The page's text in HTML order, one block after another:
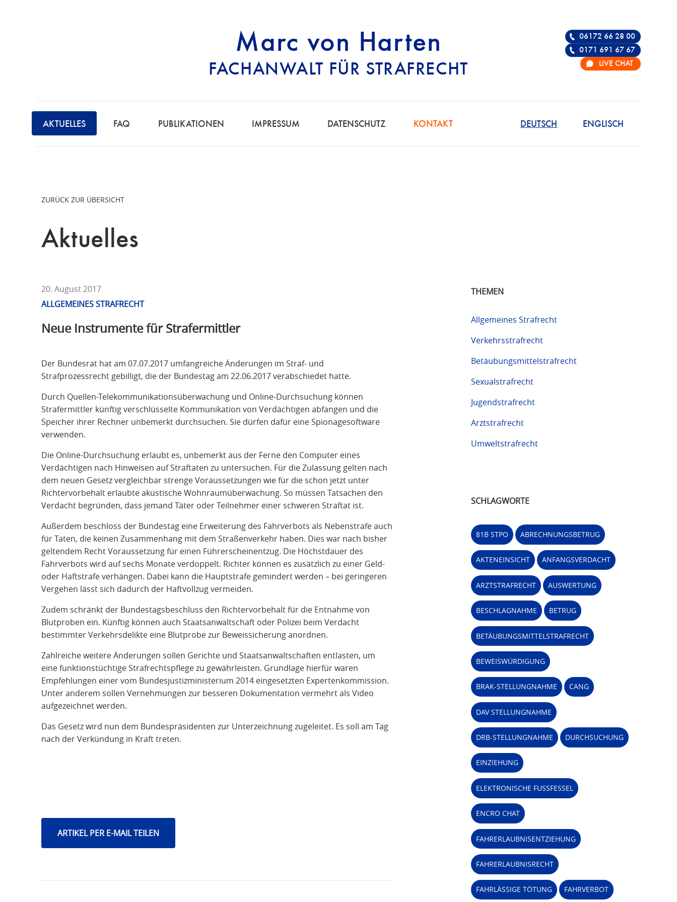
Marc von Harten
FACHANWALT FÜR STRAFRECHT
STRAFRECHT | RECHTSANWALT FÜR DIE
F
C
H
Ü
H
AKTUELLES FAQ PUBLIKATIONEN IMPRESSUM DATENSCHUTZ KONTAKT ENGLISCH
DEUTSCH
06172 66 28 00
0171 691 67 67
LIVE CHAT
ZURÜCK ZUR ÜBERSICHT
Aktuelles
20. August 2017
ALLGEMEINES STRAFRECHT
Neue Instrumente für Strafermittler
Der Bundesrat hat am 07.07.2017 umfangreiche Änderungen im Straf- und
Strafprozessrecht gebilligt, die der Bundestag am 22.06.2017 verabschiedet hatte.
Durch Quellen-Telekommunikationsüberwachung und Online-Durchsuchung können
Strafermittler künftig verschlüsselte Kommunikation von Verdächtigen abfangen und die
Speicher ihrer Rechner unbemerkt durchsuchen. Sie dürfen dafür eine Spionagesoftware
verwenden.
Die Online-Durchsuchung erlaubt es, unbemerkt aus der Ferne den Computer eines
Verdächtigen nach Hinweisen auf Straftaten zu untersuchen. Für die Zulassung gelten nach
dem neuen Gesetz vergleichbar strenge Voraussetzungen wie für die schon jetzt unter
Richtervorbehalt erlaubte akustische Wohnraumüberwachung. So müssen Tatsachen den
Verdacht begründen, dass jemand Täter oder Teilnehmer einer schweren Straftat ist.
Außerdem beschloss der Bundestag eine Erweiterung des Fahrverbots als Nebenstrafe auch
für Taten, die keinen Zusammenhang mit dem Straßenverkehr haben. Dies war nach bisher
geltendem Recht Voraussetzung für einen Führerscheinentzug. Die Höchstdauer des
Fahrverbots wird auf sechs Monate verdoppelt. Richter können es zusätzlich zu einer Geld-
oder Haftstrafe verhängen. Dabei kann die Hauptstrafe gemindert werden – bei geringeren
Vergehen lässt sich dadurch der Haftvollzug vermeiden.
Zudem schränkt der Bundestagsbeschluss den Richtervorbehalt für die Entnahme von
Blutproben ein. Künftig können auch Staatsanwaltschaft oder Polizei beim Verdacht
bestimmter Verkehrsdelikte eine Blutprobe zur Beweissicherung anordnen.
Zahlreiche weitere Änderungen sollen Gerichte und Staatsanwaltschaften entlasten, um
eine funktionstüchtige Strafrechtspflege zu gewährleisten. Grundlage hierfür waren
Empfehlungen einer vom Bundesjustizministerium 2014 eingesetzten Expertenkommission.
Unter anderem sollen Vernehmungen zur besseren Dokumentation vermehrt als Video
aufgezeichnet werden.
Das Gesetz wird nun dem Bundespräsidenten zur Unterzeichnung zugeleitet. Es soll am Tag
nach der Verkündung in Kraft treten.
ARTIKEL PER E-MAIL TEILEN
THEMEN
Allgemeines Strafrecht
Verkehrsstrafrecht
Betäubungsmittelstrafrecht
Sexualstrafrecht
Jugendstrafrecht
Arztstrafrecht
Umweltstrafrecht
SCHLAGWORTE
81B STPO ABRECHNUNGSBETRUG
AKTENEINSICHT ANFANGSVERDACHT
ARZTSTRAFRECHT AUSWERTUNG
BESCHLAGNAHME BETRUG
BETÄUBUNGSMITTELSTRAFRECHT
BEWEISWÜRDIGUNG
BRAK-STELLUNGNAHME CANG
DAV STELLUNGNAHME
DRB-STELLUNGNAHME DURCHSUCHUNG
EINZIEHUNG
ELEKTRONISCHE FUSSFESSEL
ENCRO CHAT
FAHRERLAUBNISENTZIEHUNG
FAHRERLAUBNISRECHT
FAHRLÄSSIGE TÖTUNG FAHRVERBOT